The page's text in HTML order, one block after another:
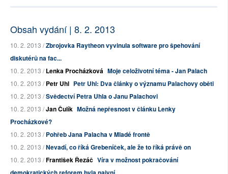
Obsah vydání | 8. 2. 2013
10. 2. 2013 /Zbrojovka Raytheon vyvinula software pro špehování
diskutérů na fac...
10. 2. 2013 /Lenka Procházková Moje celoživotní téma - Jan Palach
10. 2. 2013 /Petr Uhl Petr Uhl: Dva články o významu Palachovy oběti
10. 2. 2013 /Svědectví Petra Uhla o Janu Palachovi
10. 2. 2013 /Jan Čulík Možná nepřesnost v článku Lenky
Procházkové?
10. 2. 2013 /Pohřeb Jana Palacha v Mladé frontě
10. 2. 2013 /Nevadí, co říká Grebeníček, ale že to říká právě on
10. 2. 2013 /František Řezáč Víra v možnost pokračování